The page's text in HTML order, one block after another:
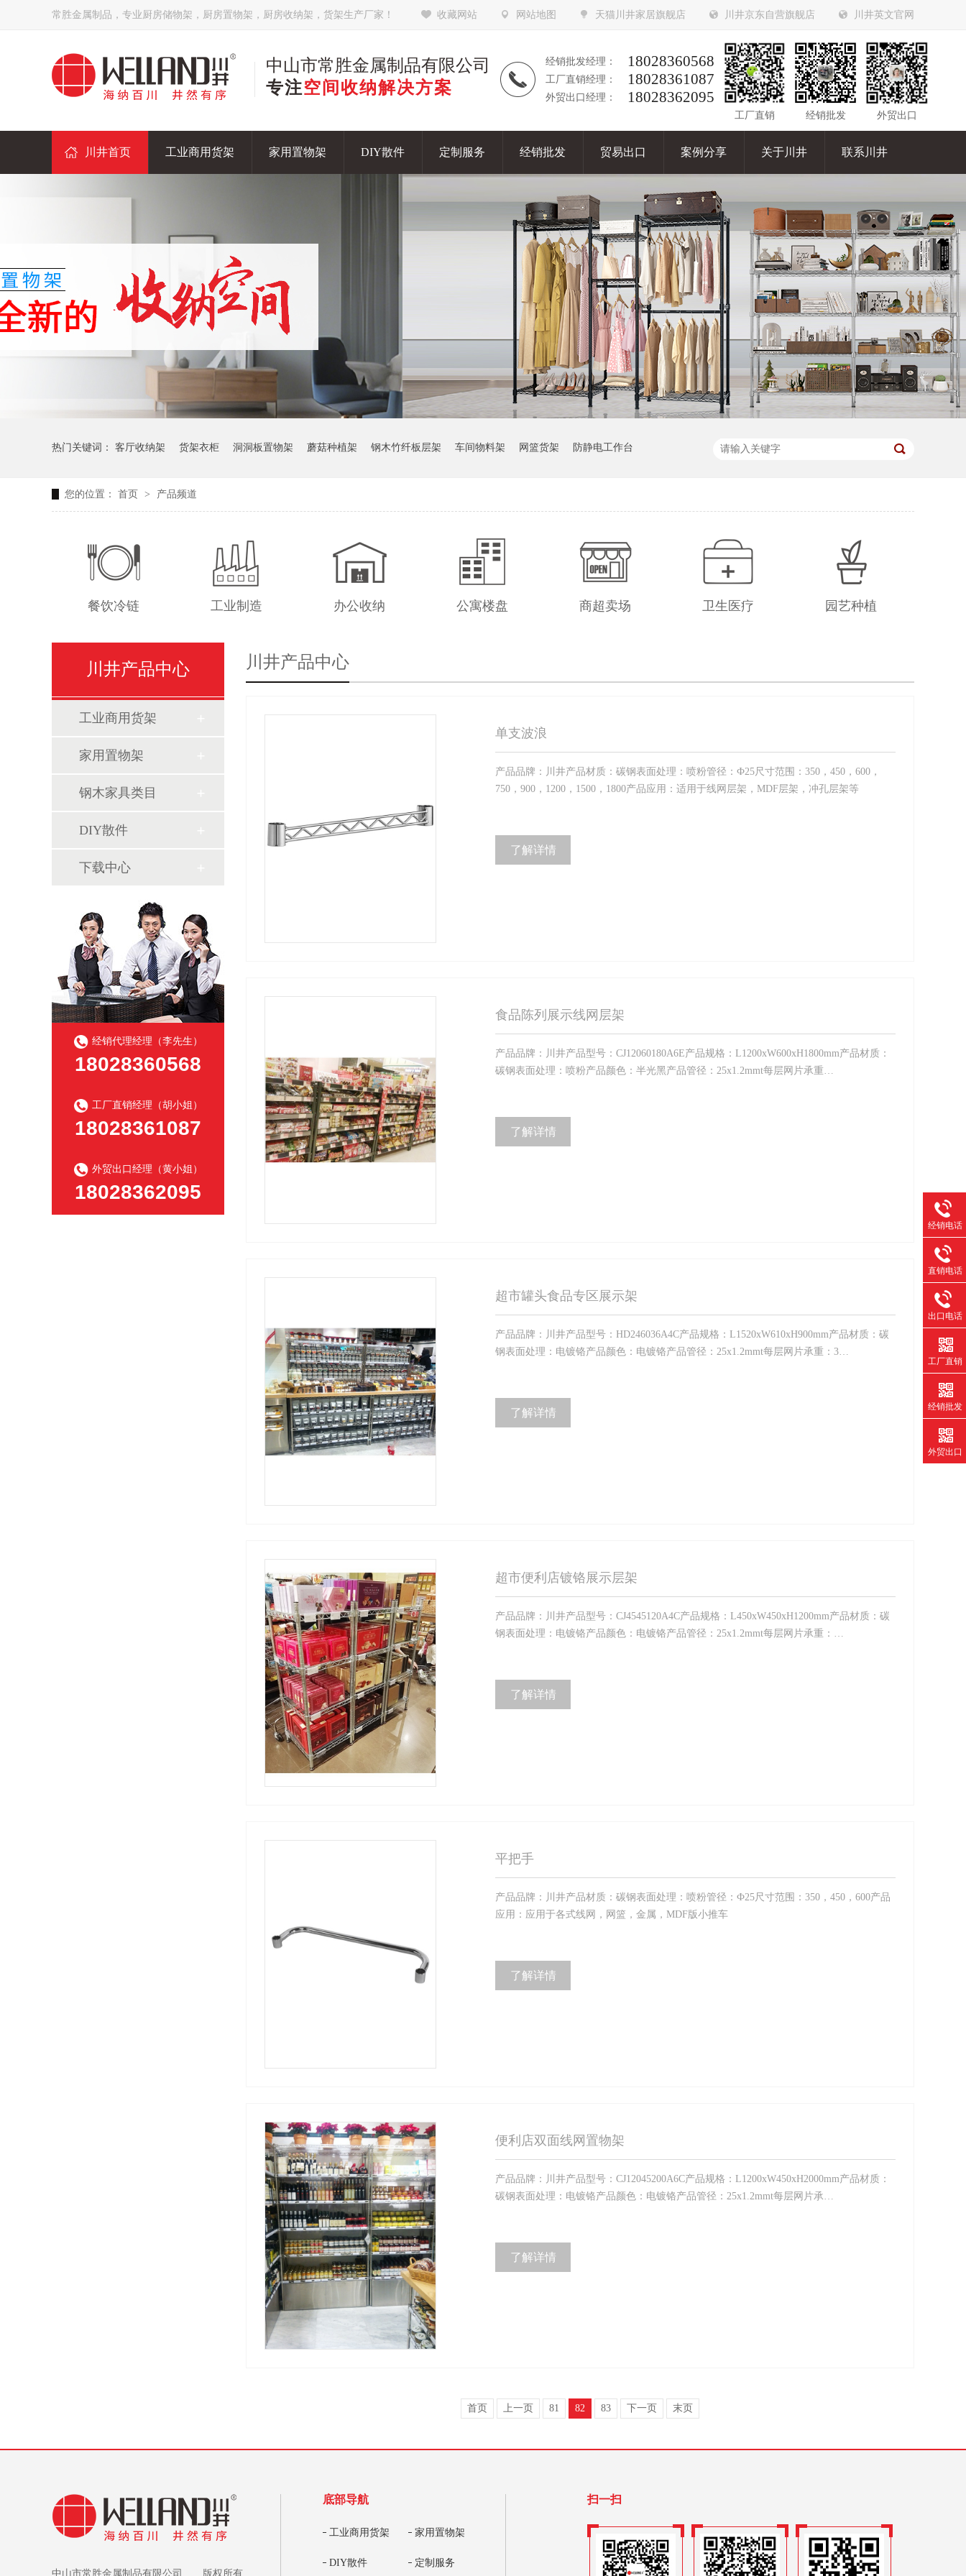
收藏网站 网站地图 天猫川井家居旗舰店 川井京东自营旗舰店 川井英文官网
常胜金属制品，专业厨房储物架，厨房置物架，厨房收纳架，货架生产厂家！
经销批发经理： 18028360568
工厂直销经理： 18028361087
外贸出口经理： 18028362095
中山市常胜金属制品有限公司
专注空间收纳解决方案
工厂直销 经销批发 外贸出口
川井首页 工业商用货架 家用置物架 DIY散件 定制服务 经销批发 贸易出口 案例分享 关于川井 联系川井
热门关键词： 客厅收纳架 货架衣柜 洞洞板置物架 蘑菇种植架 钢木竹纤板层架 车间物料架 网篮货架 防静电工作台
您的位置： 首页 > 产品频道
餐饮冷链 工业制造 办公收纳 公寓楼盘 商超卖场 卫生医疗 园艺种植
川井产品中心
工业商用货架
家用置物架
钢木家具类目
DIY散件
下载中心
经销代理经理（李先生）
18028360568
工厂直销经理（胡小姐）
18028361087
外贸出口经理（黄小姐）
18028362095
川井产品中心
单支波浪
产品品牌：川井产品材质：碳钢表面处理：喷粉管径：Ф25尺寸范围：350，450，600，
750，900，1200，1500，1800产品应用：适用于线网层架，MDF层架，冲孔层架等
了解详情
食品陈列展示线网层架
产品品牌：川井产品型号：CJ12060180A6E产品规格：L1200xW600xH1800mm产品材质：
碳钢表面处理：喷粉产品颜色：半光黑产品管径：25x1.2mmt每层网片承重…
了解详情
超市罐头食品专区展示架
产品品牌：川井产品型号：HD246036A4C产品规格：L1520xW610xH900mm产品材质：碳
钢表面处理：电镀铬产品颜色：电镀铬产品管径：25x1.2mmt每层网片承重：3…
了解详情
超市便利店镀铬展示层架
产品品牌：川井产品型号：CJ4545120A4C产品规格：L450xW450xH1200mm产品材质：碳
钢表面处理：电镀铬产品颜色：电镀铬产品管径：25x1.2mmt每层网片承重：…
了解详情
平把手
产品品牌：川井产品材质：碳钢表面处理：喷粉管径：Ф25尺寸范围：350，450，600产品
应用：应用于各式线网，网篮，金属，MDF版小推车
了解详情
便利店双面线网置物架
产品品牌：川井产品型号：CJ12045200A6C产品规格：L1200xW450xH2000mm产品材质：
碳钢表面处理：电镀铬产品颜色：电镀铬产品管径：25x1.2mmt每层网片承…
了解详情
首页 上一页 81 82 83 下一页 末页
扫一扫
中山市常胜金属制品有限公司 版权所有
底部导航
工业商用货架 家用置物架
DIY散件 定制服务
经销电话
直销电话
出口电话
工厂直销
经销批发
外贸出口